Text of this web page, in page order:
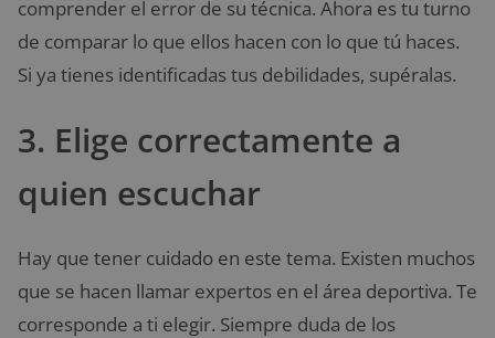
comprender el error de su técnica. Ahora es tu turno
de comparar lo que ellos hacen con lo que tú haces.
Si ya tienes identificadas tus debilidades, supéralas.
3. Elige correctamente a
quien escuchar
Hay que tener cuidado en este tema. Existen muchos
que se hacen llamar expertos en el área deportiva. Te
corresponde a ti elegir. Siempre duda de los